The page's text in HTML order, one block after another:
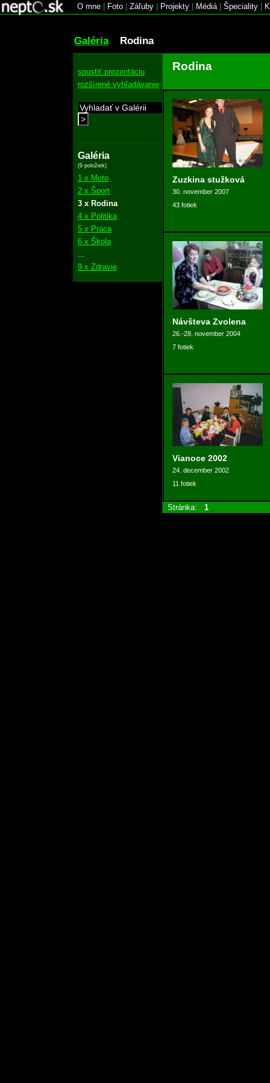
O mne Foto Záľuby Projekty Médiá| Špeciality
Galéria Rodina
spustiť prezentáciu
rozšírené vyhľadávanie
>
Galéria
(9 položiek)
1 x Moto
2 x Šport
3 x Rodina
4 x Politika
5 x Práca
6 x Škola
9 x Zdravie
Rodina
Zuzkina stužková
30. november 2007
43 fotiek
Návšteva Zvolena
26.-28. november 2004
7 fotiek
Vianoce 2002
24. december 2002
11 fotiek
Stránka: 1